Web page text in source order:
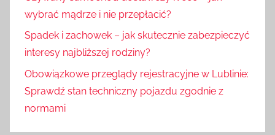
wybrać mądrze i nie przepłacić?
Spadek i zachowek – jak skutecznie zabezpieczyć
interesy najbliższej rodziny?
Obowiązkowe przeglądy rejestracyjne w Lublinie:
Sprawdź stan techniczny pojazdu zgodnie z
normami